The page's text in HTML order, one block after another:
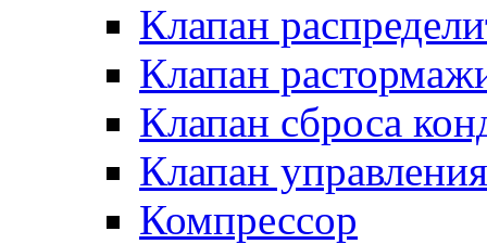
Клапан
Клапан
Клапан сброса
Клапан управления
Компрессор